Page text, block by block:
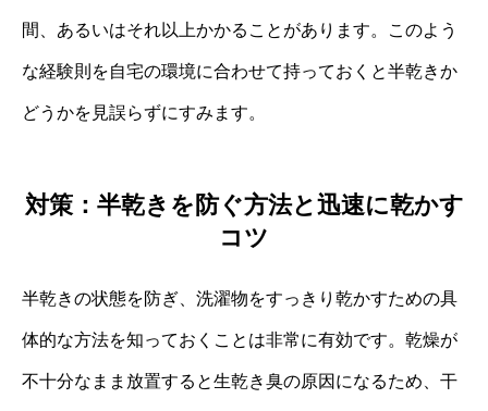
間、あるいはそれ以上かかることがあります。このよう
な経験則を自宅の環境に合わせて持っておくと半乾きか
どうかを見誤らずにすみます。
対策：半乾きを防ぐ方法と迅速に乾かす
コツ
半乾きの状態を防ぎ、洗濯物をすっきり乾かすための具
体的な方法を知っておくことは非常に有効です。乾燥が
不十分なまま放置すると生乾き臭の原因になるため、干